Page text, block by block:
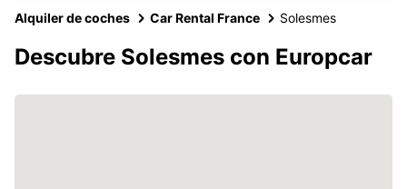
Alquiler de coches Car Rental France Solesmes
Descubre Solesmes con Europcar